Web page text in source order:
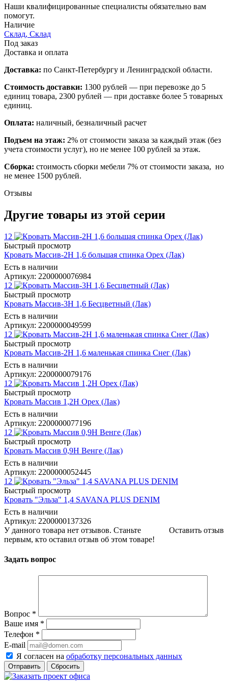
Наши квалифицированные специалисты обязательно вам
помогут.
Наличие
Склад, Склад
Под заказ
Доставка и оплата
Доставка: по Санкт-Петербургу и Ленинградской области.
Стоимость доставки: 1300 рублей — при перевозке до 5
единиц товара, 2300 рублей — при доставке более 5 товарных
единиц.
Оплата: наличный, безналичный расчет
Подъем на этаж: 2% от стоимости заказа за каждый этаж (без
учета стоимости услуг), но не менее 100 рублей за этаж.
Сборка: стоимость сборки мебели 7% от стоимости заказа, но
не менее 1500 рублей.
Отзывы
Другие товары из этой серии
12
Быстрый просмотр
Кровать Массив-2Н 1,6 большая спинка Орех (Лак)
Есть в наличии
Артикул: 2200000076984
12
Быстрый просмотр
Кровать Массив-3Н 1,6 Бесцветный (Лак)
Есть в наличии
Артикул: 2200000049599
12
Быстрый просмотр
Кровать Массив-2Н 1,6 маленькая спинка Снег (Лак)
Есть в наличии
Артикул: 2200000079176
12
Быстрый просмотр
Кровать Массив 1,2Н Орех (Лак)
Есть в наличии
Артикул: 2200000077196
12
Быстрый просмотр
Кровать Массив 0,9Н Венге (Лак)
Есть в наличии
Артикул: 2200000052445
12
Быстрый просмотр
Кровать "Эльза" 1,4 SAVANA PLUS DENIM
Есть в наличии
Артикул: 2200000137326
Оставить отзыв
У данного товара нет отзывов. Станьте
первым, кто оставил отзыв об этом товаре!
Задать вопрос
Вопрос *
Ваше имя *
Телефон *
E-mail
Я согласен на обработку персональных данных
Сбросить